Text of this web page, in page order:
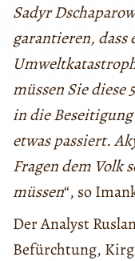
Sadyr
garantieren, dass
müssen Sie
in die
etwas passiert.
Fragen dem Volk
müssen“, so
Der Analyst
Befürchtung,